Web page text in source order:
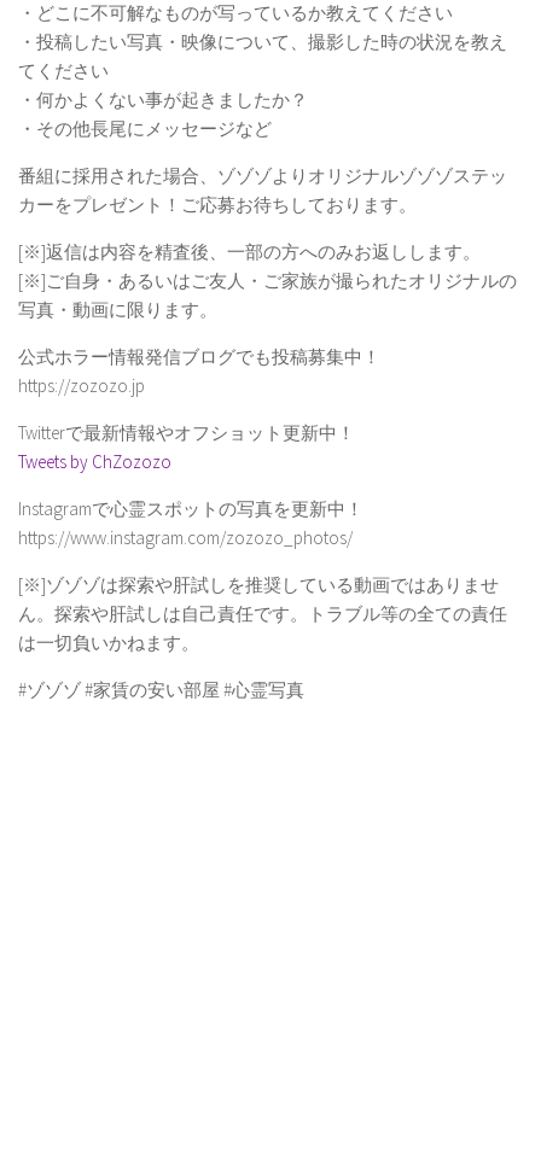
・どこに不可解なものが写っているか教えてください
・投稿したい写真・映像について、撮影した時の状況を教え
てください
・何かよくない事が起きましたか？
・その他長尾にメッセージなど
番組に採用された場合、ゾゾゾよりオリジナルゾゾゾステッ
カーをプレゼント！ご応募お待ちしております。
[※]返信は内容を精査後、一部の方へのみお返しします。
[※]ご自身・あるいはご友人・ご家族が撮られたオリジナルの
写真・動画に限ります。
公式ホラー情報発信ブログでも投稿募集中！
https://zozozo.jp
Twitterで最新情報やオフショット更新中！
Tweets by ChZozozo
Instagramで心霊スポットの写真を更新中！
https://www.instagram.com/zozozo_photos/
[※]ゾゾゾは探索や肝試しを推奨している動画ではありませ
ん。探索や肝試しは自己責任です。トラブル等の全ての責任
は一切負いかねます。
#ゾゾゾ #家賃の安い部屋 #心霊写真